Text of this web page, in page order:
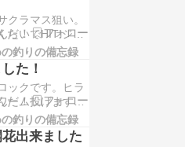
ぷりのクロソ
てヒラメ狙い！
せるタイミング
負でフッキン
か…
クラマス狙い。
らいでHIT!ジー
アウト(笑)まだ
心は折れてませ
ポイントで粘
れは食ってきそ
中で軽くなって
に走ってきてい
釣りの備忘録
た！
ックです。ヒラ
ーム投げます！
ますが下手くそ
・・・。そして
乗った！！重量
釣りの備忘録
出来ました